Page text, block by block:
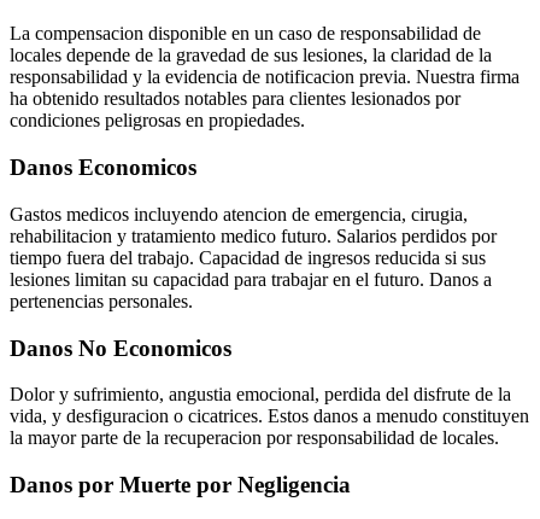
La compensacion disponible en un caso de responsabilidad de
locales depende de la gravedad de sus lesiones, la claridad de la
responsabilidad y la evidencia de notificacion previa. Nuestra firma
ha obtenido resultados notables para clientes lesionados por
condiciones peligrosas en propiedades.
Danos Economicos
Gastos medicos incluyendo atencion de emergencia, cirugia,
rehabilitacion y tratamiento medico futuro. Salarios perdidos por
tiempo fuera del trabajo. Capacidad de ingresos reducida si sus
lesiones limitan su capacidad para trabajar en el futuro. Danos a
pertenencias personales.
Danos No Economicos
Dolor y sufrimiento, angustia emocional, perdida del disfrute de la
vida, y desfiguracion o cicatrices. Estos danos a menudo constituyen
la mayor parte de la recuperacion por responsabilidad de locales.
Danos por Muerte por Negligencia